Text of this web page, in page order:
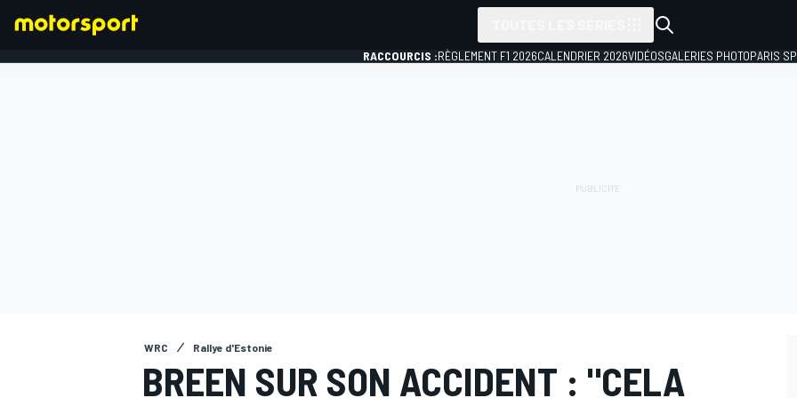
RACCOURCIS :RÈGLEMENT F1 2026CALENDRIER 2026VIDÉOSGALERIES PHOTOPARIS
WRC Rallye d'Estonie
BREEN SUR SON ACCIDENT : "CELA